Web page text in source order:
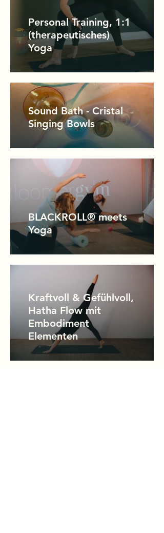
Personal Training, 1:1
(therapeutisches)
Yoga
Sound Bath - Cristal
Singing Bowls
BLACKROLL® meets
Yoga
Kraftvoll & Gefühlvoll,
Hatha Flow mit
Embodiment
Elementen